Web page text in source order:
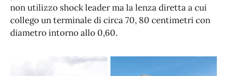
non utilizzo shock leader ma la lenza diretta a cui
collego un terminale di circa 70, 80 centimetri con
diametro intorno allo 0,60.